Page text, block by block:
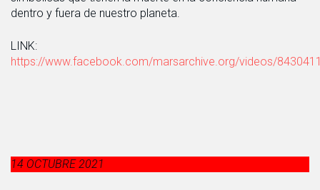
dentro y fuera de nuestro planeta.
LINK:
https://www.facebook.com/marsarchive.org/videos/
14 OCTUBRE 2021